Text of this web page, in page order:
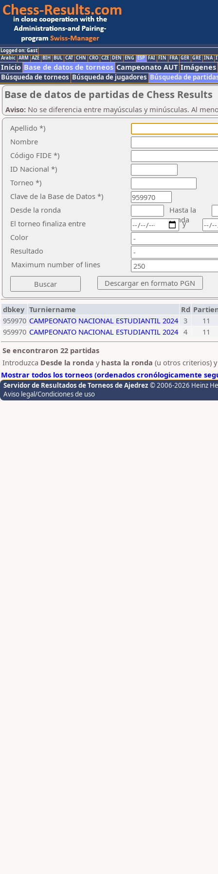
Logged on: Gast
Arabic ARM AZE BIH BUL CAT CHN CRO CZE DEN ENG ESP FAI FIN FRA GER GRE INA
Inicio Base de datos de torneos Campeonato AUT Imágenes
Búsqueda de torneos Búsqueda de jugadores Búsqueda de
Base de datos de partidas de Chess Results
Aviso: No se diferencia entre mayúsculas y minúsculas. Al
Apellido *)
Nombre
Código FIDE *)
ID Nacional *)
Torneo *)
Clave de la Base de Datos *)
Desde la ronda
Hasta la
ronda
El torneo finaliza entre
Color
Resultado
y
Maximum number of lines
dbkey Turniername Rd
959970 CAMPEONATO NACIONAL ESTUDIANTIL 2024 3
11
959970 CAMPEONATO NACIONAL ESTUDIANTIL 2024 4
11
Se encontraron 22 partidas
Introduzca Desde la ronda y hasta la ronda (u otros criterios)
Mostrar todos los torneos (ordenados cronólogicamente
Servidor de Resultados de Torneos de Ajedrez © 2006-2026 Heinz
Aviso legal/Condiciones de uso